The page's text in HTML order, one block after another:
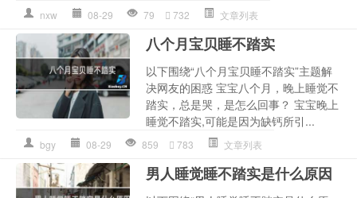
nxw 08-29 79 732 文章列表
八个月宝贝睡不踏实
以下围绕“八个月宝贝睡不踏实”主题解
决网友的困惑 宝宝八个月，晚上睡觉不
踏实，总是哭，是怎么回事？ 宝宝晚上
睡觉不踏实,可能是因为缺钙所引...
bgy 08-29 859 783 文章列表
男人睡觉睡不踏实是什么原因